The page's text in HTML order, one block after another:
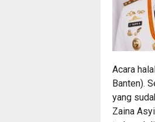
Acara
Banten).
yang
Zaina